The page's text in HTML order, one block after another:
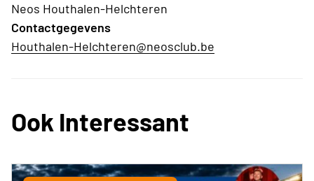
Neos Houthalen-Helchteren
Contactgegevens
Houthalen-Helchteren@neosclub.be
Ook Interessant